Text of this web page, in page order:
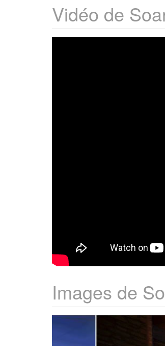
Vidéo de
Images de